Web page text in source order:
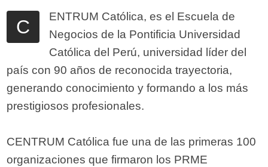
C
ENTRUM Católica, es el Escuela de
Negocios de la Pontificia Universidad
Católica del Perú, universidad líder del
país con 90 años de reconocida trayectoria,
generando conocimiento y formando a los más
prestigiosos profesionales.
CENTRUM Católica fue una de las primeras 100
organizaciones que firmaron los PRME